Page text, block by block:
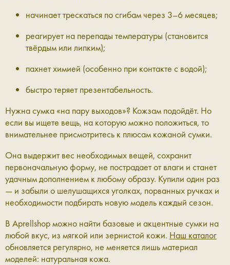
начинает трескаться по сгибам через 3–6 месяцев;
реагирует на перепады температуры (становится
твёрдым или липким);
пахнет химией (особенно при контакте с водой);
быстро теряет презентабельность.
Нужна сумка «на пару выходов»? Кожзам подойдёт. Но
если вы ищете вещь, на которую можно положиться, то
внимательнее присмотритесь к плюсам кожаной сумки.
Она выдержит вес необходимых вещей, сохранит
первоначальную форму, не пострадает от влаги и станет
удачным дополнением к любому образу. Купили один раз
— и забыли о шелушащихся уголках, порванных ручках и
необходимости подбирать новую модель каждый сезон.
В Aprellshop можно найти базовые и акцентные сумки на
любой вкус, из мягкой или зернистой кожи. Наш каталог
обновляется регулярно, не меняется лишь материал
моделей: натуральная кожа.